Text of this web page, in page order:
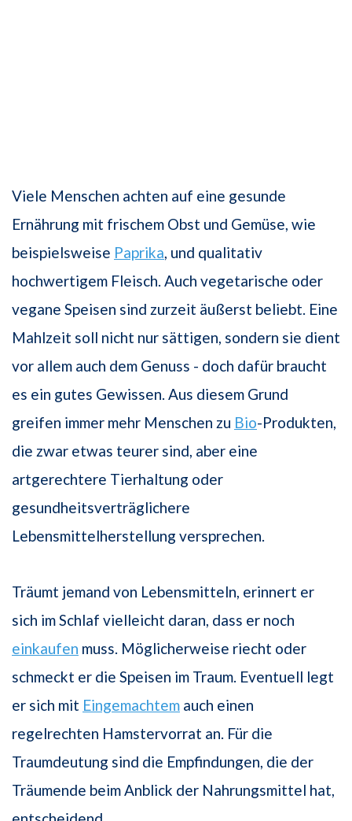
Viele Menschen achten auf eine gesunde
Ernährung mit frischem Obst und Gemüse, wie
beispielsweise Paprika, und qualitativ
hochwertigem Fleisch. Auch vegetarische oder
vegane Speisen sind zurzeit äußerst beliebt. Eine
Mahlzeit soll nicht nur sättigen, sondern sie dient
vor allem auch dem Genuss - doch dafür braucht
es ein gutes Gewissen. Aus diesem Grund
greifen immer mehr Menschen zu Bio-Produkten,
die zwar etwas teurer sind, aber eine
artgerechtere Tierhaltung oder
gesundheitsverträglichere
Lebensmittelherstellung versprechen.
Träumt jemand von Lebensmitteln, erinnert er
sich im Schlaf vielleicht daran, dass er noch
einkaufen muss. Möglicherweise riecht oder
schmeckt er die Speisen im Traum. Eventuell legt
er sich mit Eingemachtem auch einen
regelrechten Hamstervorrat an. Für die
Traumdeutung sind die Empfindungen, die der
Träumende beim Anblick der Nahrungsmittel hat,